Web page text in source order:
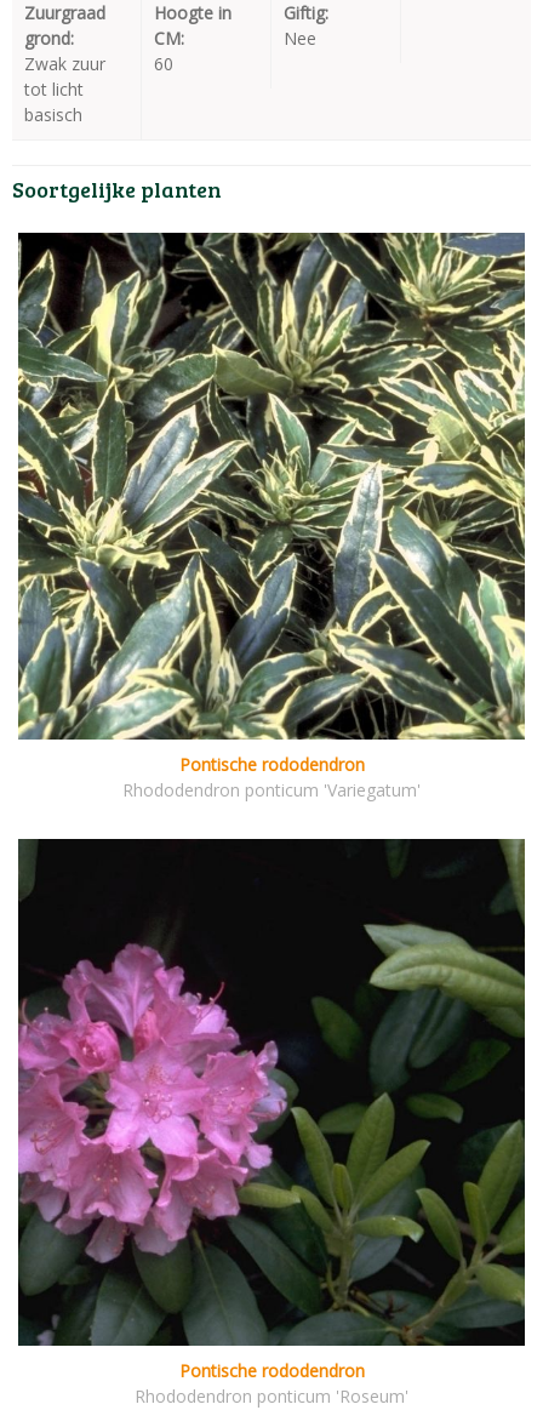
Zuurgraad
grond:
Zwak zuur
tot licht
basisch
Hoogte in
CM:
60
Giftig:
Nee
Soortgelijke planten
Pontische rododendron
Rhododendron ponticum 'Variegatum'
Pontische rododendron
Rhododendron ponticum 'Roseum'